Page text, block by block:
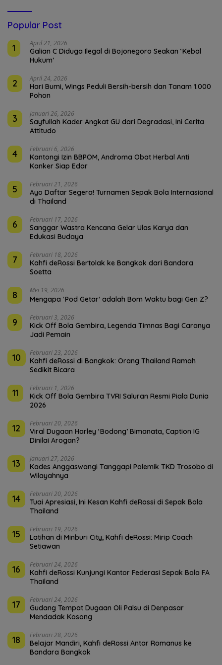
Popular Post
1
April 21, 2026
Galian C Diduga Ilegal di Bojonegoro Seakan ‘Kebal
Hukum’
2 April 24, 2026
Hari Bumi, Wings Peduli Bersih-bersih dan Tanam 1.000
Pohon
3 Januari 26, 2026
Sayfullah Kader Angkat GU dari Degradasi, Ini Cerita
Attitudo
4 Februari 6, 2026
Kantongi Izin BBPOM, Androma Obat Herbal Anti
Kanker Siap Edar
5 Februari 21, 2026
Ayo Daftar Segera! Turnamen Sepak Bola Internasional
di Thailand
6 Februari 17, 2026
Sanggar Wastra Kencana Gelar Ulas Karya dan
Edukasi Budaya
7 Februari 18, 2026
Kahfi deRossi Bertolak ke Bangkok dari Bandara
Soetta
8 Mei 19, 2026
Mengapa ‘Pod Getar’ adalah Bom Waktu bagi Gen Z?
9 Februari 3, 2026
Kick Off Bola Gembira, Legenda Timnas Bagi Caranya
Jadi Pemain
10 Februari 23, 2026
Kahfi deRossi di Bangkok: Orang Thailand Ramah
Sedikit Bicara
11 Februari 1, 2026
Kick Off Bola Gembira TVRI Saluran Resmi Piala Dunia
2026
12 Februari 20, 2026
Viral Dugaan Harley ‘Bodong’ Bimanata, Caption IG
Dinilai Arogan?
13 Januari 27, 2026
Kades Anggaswangi Tanggapi Polemik TKD Trosobo di
Wilayahnya
14 Februari 20, 2026
Tuai Apresiasi, Ini Kesan Kahfi deRossi di Sepak Bola
Thailand
15 Februari 19, 2026
Latihan di Minburi City, Kahfi deRossi: Mirip Coach
Setiawan
16 Februari 24, 2026
Kahfi deRossi Kunjungi Kantor Federasi Sepak Bola FA
Thailand
17 Februari 24, 2026
Gudang Tempat Dugaan Oli Palsu di Denpasar
Mendadak Kosong
18 Februari 28, 2026
Belajar Mandiri, Kahfi deRossi Antar Romanus ke
Bandara Bangkok